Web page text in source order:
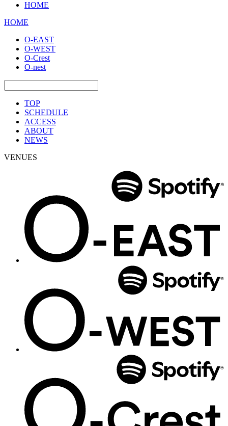
HOME
HOME
O-EAST
O-WEST
O-Crest
O-nest
TOP
SCHEDULE
ACCESS
ABOUT
NEWS
VENUES